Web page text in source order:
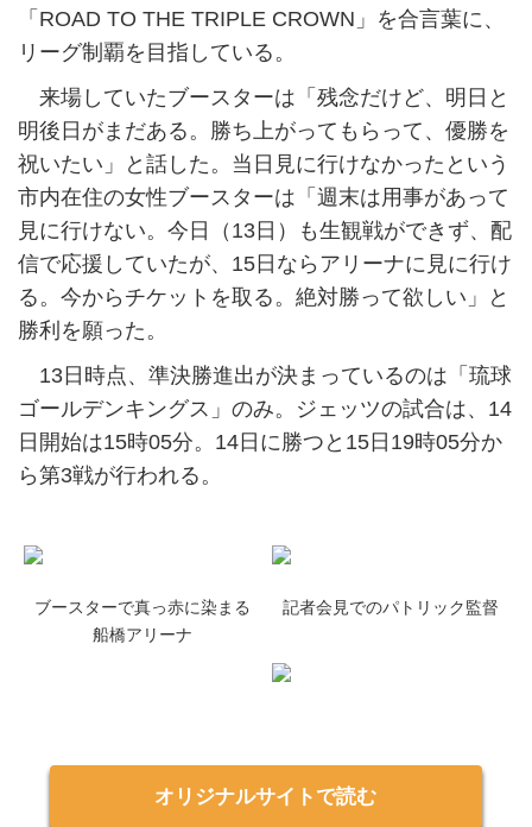
「ROAD TO THE TRIPLE CROWN」を合言葉に、
リーグ制覇を目指している。
来場していたブースターは「残念だけど、明日と
明後日がまだある。勝ち上がってもらって、優勝を
祝いたい」と話した。当日見に行けなかったという
市内在住の女性ブースターは「週末は用事があって
見に行けない。今日（13日）も生観戦ができず、配
信で応援していたが、15日ならアリーナに見に行け
る。今からチケットを取る。絶対勝って欲しい」と
勝利を願った。
13日時点、準決勝進出が決まっているのは「琉球
ゴールデンキングス」のみ。ジェッツの試合は、14
日開始は15時05分。14日に勝つと15日19時05分か
ら第3戦が行われる。
ブースターで真っ赤に染まる
船橋アリーナ
記者会見でのパトリック監督
オリジナルサイトで読む